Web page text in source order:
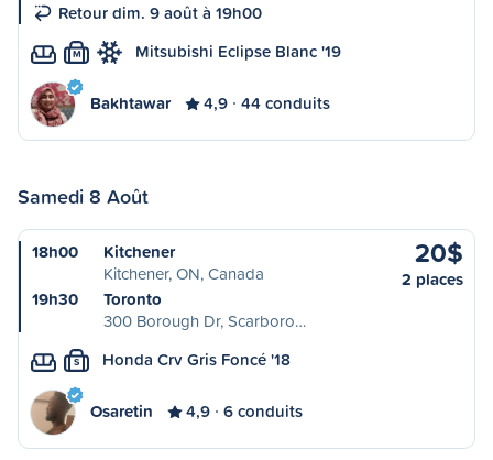
Retour dim. 9 août à 19h00
M Mitsubishi Eclipse Blanc '19
Bakhtawar 4,9 44 conduits
Samedi 8 Août
18h00
Kitchener
Kitchener, ON, Canada
19h30
Toronto
300 Borough Dr, Scarboro…
20$
2 places
S Honda Crv Gris Foncé '18
Osaretin 4,9 6 conduits